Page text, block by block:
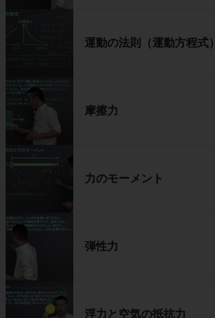
運動の法則（運動方程式）
摩擦力
力のモーメント
弾性力
浮力と空気の抵抗力